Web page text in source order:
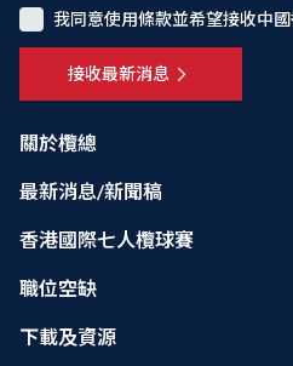
關於欖總
最新消息/新聞稿
香港國際七人欖球賽
職位空缺
下載及資源
接收最新消息
我同意使用條款並希望接收中